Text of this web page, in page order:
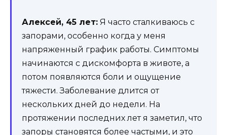
Алексей, 45 лет: Я часто сталкиваюсь с
запорами, особенно когда у меня
напряженный график работы. Симптомы
начинаются с дискомфорта в животе, а
потом появляются боли и ощущение
тяжести. Заболевание длится от
нескольких дней до недели. На
протяжении последних лет я заметил, что
запоры становятся более частыми, и это